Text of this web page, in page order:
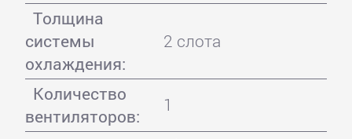
Толщина
системы
охлаждения:
2 слота
Количество
вентиляторов:
1